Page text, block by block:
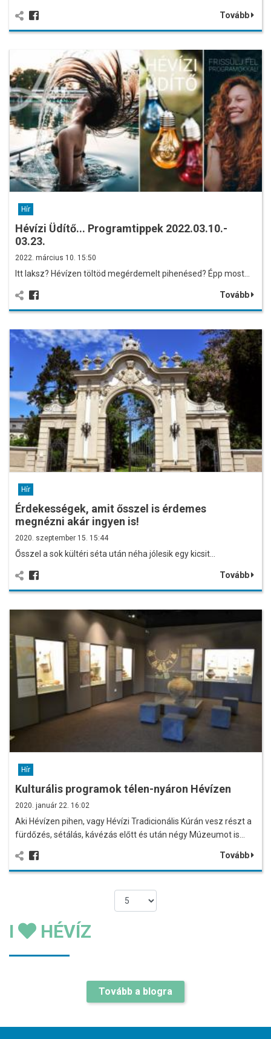
Tovább
Hír
Hévízi Üdítő... Programtippek 2022.03.10.-
03.23.
2022. március 10. 15:50
Itt laksz? Hévízen töltöd megérdemelt pihenésed? Épp most…
Tovább
Hír
Érdekességek, amit ősszel is érdemes
megnézni akár ingyen is!
2020. szeptember 15. 15:44
Ősszel a sok kültéri séta után néha jólesik egy kicsit…
Tovább
Hír
Kulturális programok télen-nyáron Hévízen
2020. január 22. 16:02
Aki Hévízen pihen, vagy Hévízi Tradicionális Kúrán vesz részt a
fürdőzés, sétálás, kávézás előtt és után négy Múzeumot is…
Tovább
I HÉVÍZ
Tovább a blogra